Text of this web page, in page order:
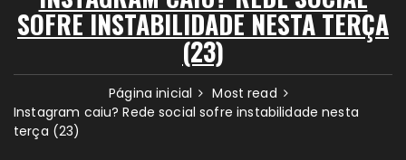
SOFRE INSTABILIDADE NESTA TERÇA
(23)
Página inicial
Most read
Instagram caiu? Rede social sofre instabilidade nesta
terça (23)